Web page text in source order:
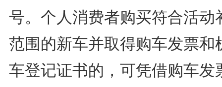
号。个人消费者购买符合活动
范围的新车并取得购车发票和
车登记证书的，可凭借购车发